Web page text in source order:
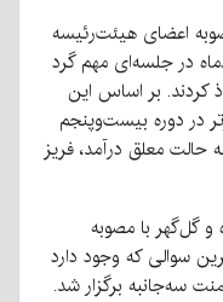
اعضای هیئت‌رئیسه
رقم خورده که ۱۰ خردادماه در جلسه‌ای مهم گرد
بر اساس این
در دوره بیست‌وپنجم
معلق درآمد، فریز
همین مصوبه به «AFC» هم ارسال شده و گل‌‎گهر با مصوبه
سوالی که وجود دارد
سه‌جانبه برگزار شد.